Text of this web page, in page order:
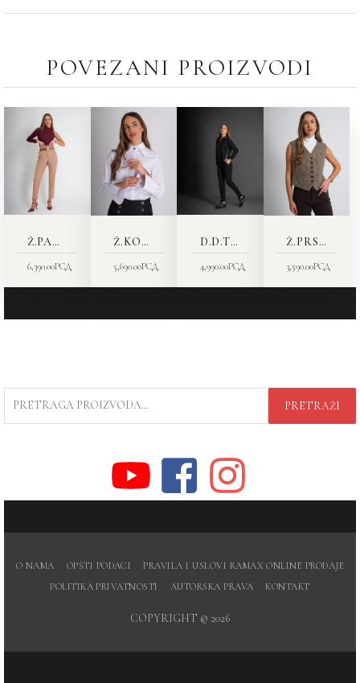
POVEZANI PROIZVODI
Ž.PANTALONE 2569-19
6,390.00РСД
Ž.KOŠULJA 7368-55
5,690.00РСД
D.D.TRENERKE 9423-15
4,990.00РСД
Ž.PRSLUK 6404-12
3,590.00РСД
ZA:
PRETRAŽI
O NAMA OPŠTI PODACI
PRAVILA I USLOVI RAMAX ONLINE PRODAJE
POLITIKA PRIVATNOSTI
AUTORSKA PRAVA KONTAKT
COPYRIGHT © 2026